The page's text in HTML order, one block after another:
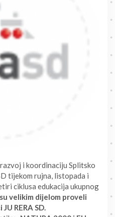
i koordinaciju Splitsko
tijekom rujna, listopada i
ciklusa edukacija ukupnog
velikim dijelom proveli
RERA SD.